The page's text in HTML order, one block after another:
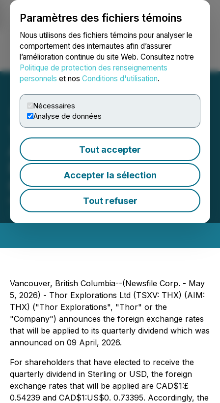
Paramètres des fichiers témoins
Nous utilisons des fichiers témoins pour analyser le
comportement des internautes afin d’assurer
l’amélioration continue du site Web. Consultez notre
Politique de protection des renseignements
personnels et nos Conditions d'utilisation.
Nécessaires
Analyse de données
Tout accepter
Accepter la sélection
Tout refuser
Ouvrir une session Recherche English
Thor Explorations
Announces Dividend -
Foreign Exchange Rate
Confirmation
May 05, 2026 10:11 AM EDT | Source:
Explorations Ltd.
Vancouver, British Columbia--(Newsfile Corp. - May
5, 2026) - Thor Explorations Ltd (TSXV: THX) (AIM:
THX) ("Thor Explorations", "Thor" or the
"Company") announces the foreign exchange rates
that will be applied to its quarterly dividend which was
announced on 09 April, 2026.
For shareholders that have elected to receive the
quarterly dividend in Sterling or USD, the foreign
exchange rates that will be applied are CAD$1:£
0.54239 and CAD$1:US$0. 0.73395. Accordingly, the